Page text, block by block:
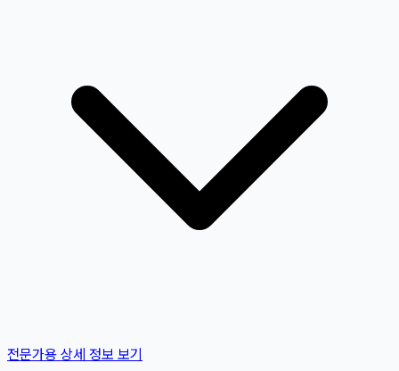
전문가용 상세 정보 보기